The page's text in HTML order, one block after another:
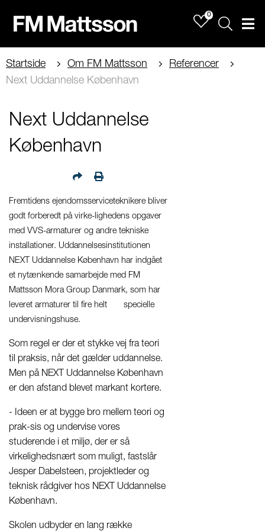
0
Sök
Startside Om FM Mattsson
Referencer
Next Uddannelse København
Next Uddannelse
København
Fremtidens ejendomsserviceteknikere bliver
godt forberedt på virke-lighedens opgaver
med VVS-armaturer og andre tekniske
installationer. Uddannelsesinstitutionen
NEXT Uddannelse København har indgået
et nytænkende samarbejde med FM
Mattsson Mora Group Danmark, som har
leveret armaturer til fire helt specielle
undervisningshuse.
Som regel er der et stykke vej fra teori
til praksis, når det gælder uddannelse.
Men på NEXT Uddannelse København
er den afstand blevet markant kortere.
- Ideen er at bygge bro mellem teori og
prak-sis og undervise vores
studerende i et miljø, der er så
virkelighedsnært som muligt, fastslår
Jesper Dabelsteen, projektleder og
teknisk rådgiver hos NEXT Uddannelse
København.
Skolen udbyder en lang række